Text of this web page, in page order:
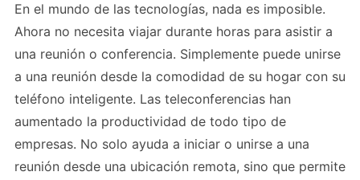
En el mundo de las tecnologías, nada es imposible.
Ahora no necesita viajar durante horas para asistir a
una reunión o conferencia. Simplemente puede unirse
a una reunión desde la comodidad de su hogar con su
teléfono inteligente. Las teleconferencias han
aumentado la productividad de todo tipo de
empresas. No solo ayuda a iniciar o unirse a una
reunión desde una ubicación remota, sino que permite